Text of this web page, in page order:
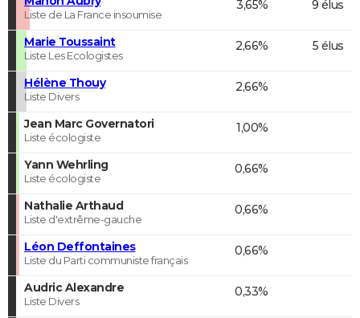
Liste de La France insoumise
3,65% 9 élus
Marie Toussaint
Liste Les Ecologistes
2,66% 5 élus
Hélène Thouy
Liste Divers
2,66%
Jean Marc Governatori
Liste écologiste
1,00%
Yann Wehrling
Liste écologiste
0,66%
Nathalie Arthaud
Liste d'extrême-gauche
0,66%
Léon Deffontaines
Liste du Parti communiste français
0,66%
Audric Alexandre
Liste Divers
0,33%